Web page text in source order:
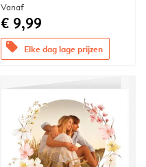
Vanaf
€ 9,99
offers Elke dag lage prijzen